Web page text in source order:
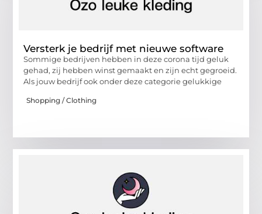
Versterk je bedrijf met nieuwe software
Sommige bedrijven hebben in deze corona tijd geluk
gehad, zij hebben winst gemaakt en zijn echt gegroeid.
Als jouw bedrijf ook onder deze categorie gelukkige
Shopping / Clothing